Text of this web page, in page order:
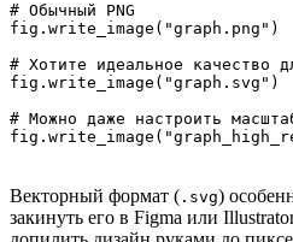
# Обычный PNG
fig.write_image("graph.png")
# Хотите идеальное качество
fig.write_image("graph.svg")
# Можно даже настроить
Векторный формат ( .svg)
закинуть его в Figma или